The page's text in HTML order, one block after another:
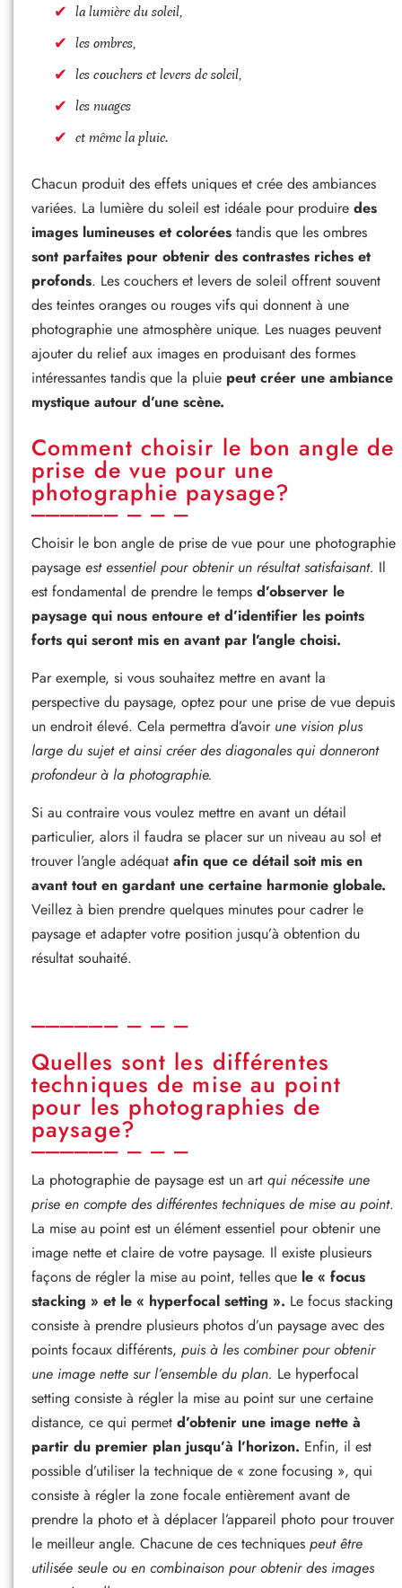
la lumière du soleil,
les ombres,
les couchers et levers de soleil,
les nuages ​​
et même la pluie.
Chacun produit des effets uniques et crée des ambiances
variées. La lumière du soleil est idéale pour produire des
images lumineuses et colorées tandis que les ombres
sont parfaites pour obtenir des contrastes riches et
profonds. Les couchers et levers de soleil offrent souvent
des teintes oranges ou rouges vifs qui donnent à une
photographie une atmosphère unique. Les nuages ​​peuvent
ajouter du relief aux images en produisant des formes
intéressantes tandis que la pluie peut créer une ambiance
mystique autour d’une scène.
Comment choisir le bon angle de
prise de vue pour une
photographie paysage?
Choisir le bon angle de prise de vue pour une photographie
paysage est essentiel pour obtenir un résultat satisfaisant. Il
est fondamental de prendre le temps d’observer le
paysage qui nous entoure et d’identifier les points
forts qui seront mis en avant par l’angle choisi.
Par exemple, si vous souhaitez mettre en avant la
perspective du paysage, optez pour une prise de vue depuis
un endroit élevé. Cela permettra d’avoir une vision plus
large du sujet et ainsi créer des diagonales qui donneront
profondeur à la photographie.
Si au contraire vous voulez mettre en avant un détail
particulier, alors il faudra se placer sur un niveau au sol et
trouver l’angle adéquat afin que ce détail soit mis en
avant tout en gardant une certaine harmonie globale.
Veillez à bien prendre quelques minutes pour cadrer le
paysage et adapter votre position jusqu’à obtention du
résultat souhaité.
Quelles sont les différentes
techniques de mise au point
pour les photographies de
paysage?
La photographie de paysage est un art qui nécessite une
prise en compte des différentes techniques de mise au point.
La mise au point est un élément essentiel pour obtenir une
image nette et claire de votre paysage. Il existe plusieurs
façons de régler la mise au point, telles que le « focus
stacking » et le « hyperfocal setting ». Le focus stacking
consiste à prendre plusieurs photos d’un paysage avec des
points focaux différents, puis à les combiner pour obtenir
une image nette sur l’ensemble du plan. Le hyperfocal
setting consiste à régler la mise au point sur une certaine
distance, ce qui permet d’obtenir une image nette à
partir du premier plan jusqu’à l’horizon. Enfin, il est
possible d’utiliser la technique de « zone focusing », qui
consiste à régler la zone focale entièrement avant de
prendre la photo et à déplacer l’appareil photo pour trouver
le meilleur angle. Chacune de ces techniques peut être
utilisée seule ou en combinaison pour obtenir des images